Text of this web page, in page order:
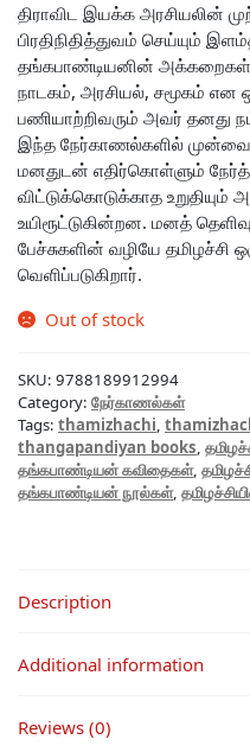
was:
₹100.00.
is:
திராவிட இயக்க அரசியலின்
பிரதிநிதித்துவம் செய்யும்
தங்கபாண்டியனின் அக்கறைகள்
நாடகம், அரசியல், சமூகம் என
பணியாற்றிவரும் அவர் தனது
இந்த நேர்காணல்களில்
மனதுடன் எதிர்கொள்ளும்
விட்டுக்கொடுக்காத உறுதியும்
உயிரூட்டுகின்றன. மனத்
பேச்சுகளின் வழியே
வெளிப்படுகிறார்.
Out of stock
SKU: 9788189912994
Category: நேர்காணல்கள்
Tags: thamizhachi,
thangapandiyan books,
தங்கபாண்டியன் கவிதைகள்,
தங்கபாண்டியன் நூல்கள்,
Description
Additional information
Reviews (0)